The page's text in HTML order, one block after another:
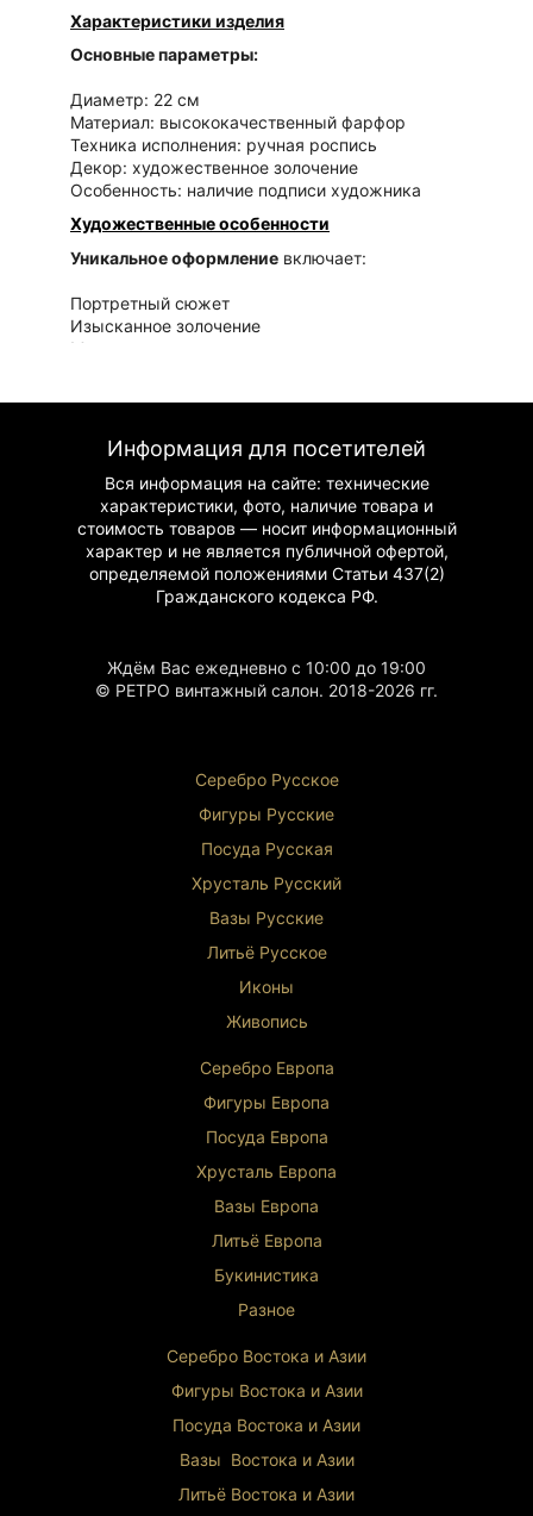
Характеристики изделия
Основные параметры:
Диаметр: 22 см
Материал: высококачественный фарфор
Техника исполнения: ручная роспись
Декор: художественное золочение
Особенность: наличие подписи художника
Художественные особенности
Уникальное оформление включает:
Портретный сюжет
Изысканное золочение
Мастерскую ручную роспись
Состояние и ценность
Сохранность изделия:
Идеальное состояние
Аутентичность росписи
Сохранность золочения
Четкая подпись художника
Применение и значимость
Коллекционеры антикварного фарфора
Любители французского искусства
Тарелка может использоваться как:
Элемент коллекционной экспозиции
Декоративный предмет интерьера
Инвестиционный актив
Информация для посетителей
Вся информация на сайте: технические
характеристики, фото, наличие товара и
стоимость товаров — носит информационный
характер и не является публичной офертой,
определяемой положениями Статьи 437(2)
Гражданскогокодекса РФ.
Ждём Вас ежедневно с 10:00 до 19:00
© РЕТРО винтажный салон. 2018-2026 гг.
Серебро Русское
Фигуры Русские
Посуда Русская
Хрусталь Русский
Вазы Русские
Литьё Русское
Иконы
Живопись
Серебро Европа
Фигуры Европа
Посуда Европа
Хрусталь Европа
Вазы Европа
Литьё Европа
Букинистика
Разное
Серебро Востока и Азии
Фигуры Востока и Азии
Посуда Востока и Азии
Вазы Востока и Азии
Литьё Востока и Азии